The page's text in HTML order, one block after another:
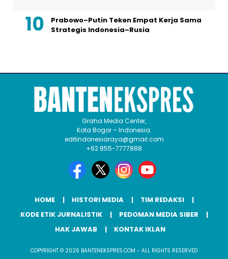
Prabowo–Putin Teken Empat Kerja Sama
Strategis Indonesia–Rusia
Graha Media Center,
Kota Bogor – Indonesia.
editindonesiaraya@gmail.com
+62 855-7777888
HOME HISTORI MEDIA
TIM REDAKSI
KODE ETIK JURNALISTIK
PEDOMAN MEDIA SIBER
HAK JAWAB
KONTAK IKLAN
COPYRIGHT © 2026 BANTENEKSPRES.COM - ALL RIGHTS RESERVED